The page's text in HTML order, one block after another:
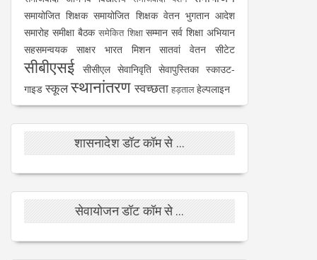
समायोजित शिक्षक समायोजित शिक्षक वेतन भुगतान आदेश
समारोह समीक्षा बैठक समेकित शिक्षा सम्मान सर्व शिक्षा अभियान
सहसमन्वयक
साक्षर भारत मिशन सातवां वेतन सीटेट
सीबीएसई सीसीएल सेवानिवृति सेवापुस्तिका स्काउट-
गाइड स्कूलस्थानांतरण स्वच्छता हड़तालहेल्पलाइन
शासनादेश डॉट कॉम से ...
सेवायोजन डॉट कॉम से ...